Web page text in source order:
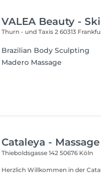
VALEA Beauty -
Thurn - und Taxis 260313
Brazilian Body Sculpting
Madero Massage
Cataleya -
Thieboldsgasse 14250676 Köln
Herzlich Willkommen in der